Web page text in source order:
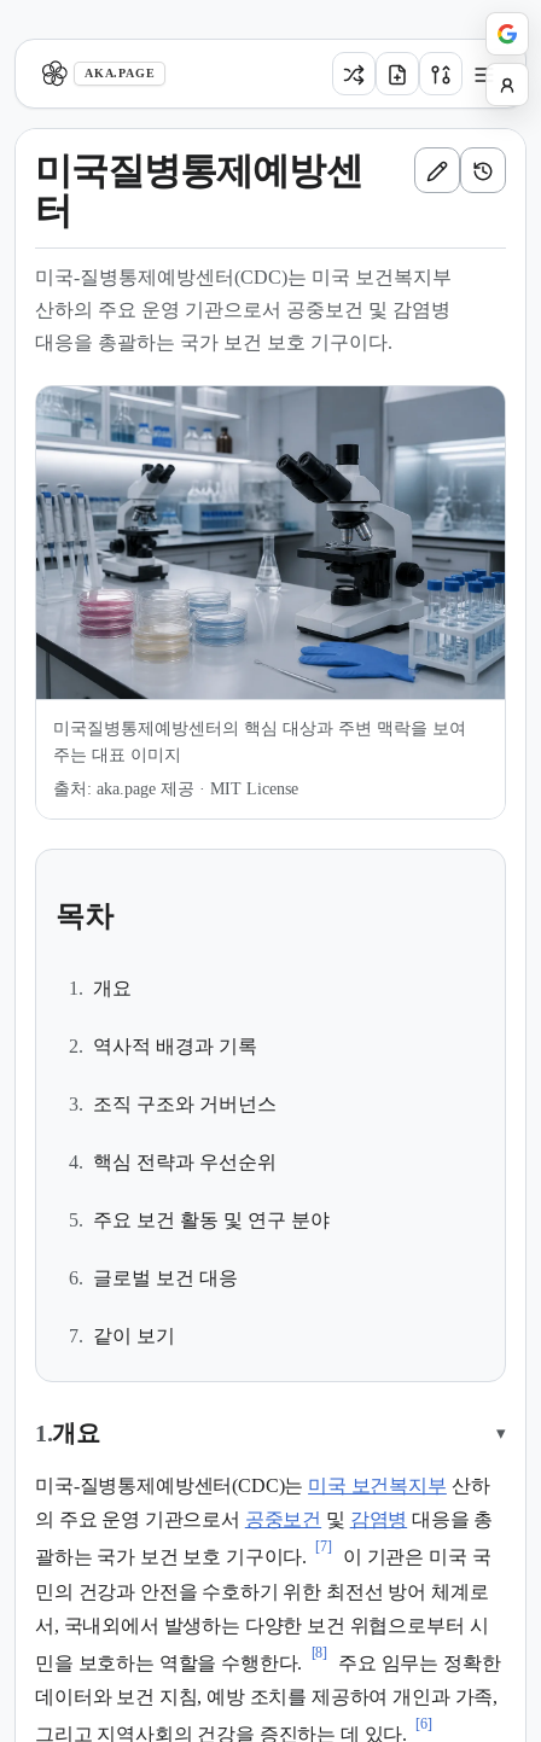
AKA.PAGE
미국질병통제예방센
터
미국-질병통제예방센터(CDC)는 미국 보건복지부
산하의 주요 운영 기관으로서 공중보건 및 감염병
대응을 총괄하는 국가 보건 보호 기구이다.
미국질병통제예방센터의 핵심 대상과 주변 맥락을 보여
주는 대표 이미지
출처: aka.page 제공 · MIT License
목차
1. 개요
2. 역사적 배경과 기록
3. 조직 구조와 거버넌스
4. 핵심 전략과 우선순위
5. 주요 보건 활동 및 연구 분야
6. 글로벌 보건 대응
7. 같이 보기
1.개요 ▾
미국-질병통제예방센터(CDC)는 미국 보건복지부 산하
의 주요 운영 기관으로서 공중보건 및 감염병 대응을 총
괄하는 국가 보건 보호 기구이다.
[7]
이 기관은 미국 국
민의 건강과 안전을 수호하기 위한 최전선 방어 체계로
서, 국내외에서 발생하는 다양한 보건 위협으로부터 시
민을 보호하는 역할을 수행한다.
[8]
주요 임무는 정확한
데이터와 보건 지침, 예방 조치를 제공하여 개인과 가족,
그리고 지역사회의 건강을 증진하는 데 있다.
[6]